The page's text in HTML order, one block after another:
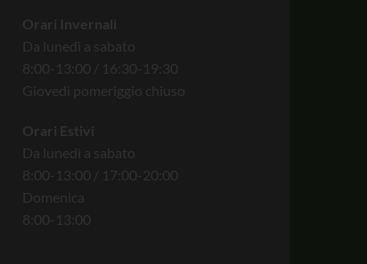
Orari Invernali
Da lunedì a sabato
8:00-13:00 / 16:30-19:30
Giovedì pomeriggio chiuso
Orari Estivi
Da lunedì a sabato
8:00-13:00 / 17:00-20:00
Domenica
8:00-13:00